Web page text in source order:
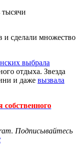
тысячи
и сделали множество
выбрала
отдыха. Звезда
и даже вызвала
Подписывайтесь